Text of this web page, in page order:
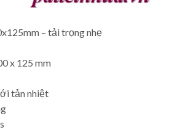
– tải trọng nhẹ
x 125 mm
tản nhiệt